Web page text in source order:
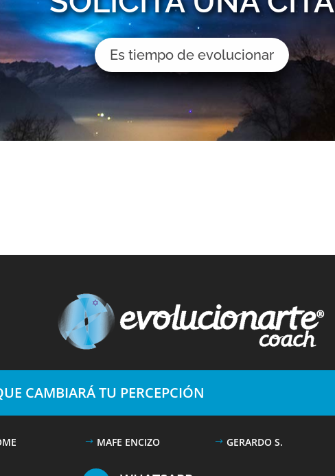
Es tiempo de evolucionar
CAMBIARÁ TU PERCEPCIÓN
MAFE ENCIZO GERARDO S.